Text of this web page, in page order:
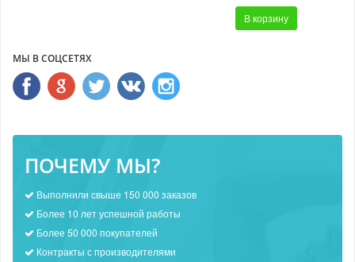
В корзину
МЫ В СОЦСЕТЯХ
ПОЧЕМУ МЫ?
Выполнили свыше 150 000 заказов
Более 10 лет успешной работы
Более 50 000 покупателей
Контракты с производителями